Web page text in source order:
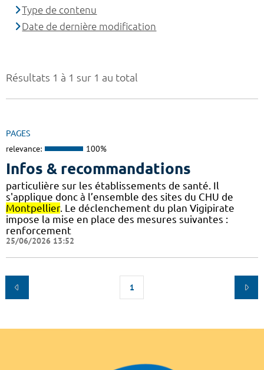
Résultats 1 à 1 sur 1 au total
PAGES
relevance: 100%
Infos & recommandations
particulière sur les établissements de santé. Il
s'applique donc à l’ensemble des sites du CHU de
Montpellier. Le déclenchement du plan Vigipirate
impose la mise en place des mesures suivantes :
renforcement
25/06/2026 13:52
1
Type de contenu
Date de dernière modification